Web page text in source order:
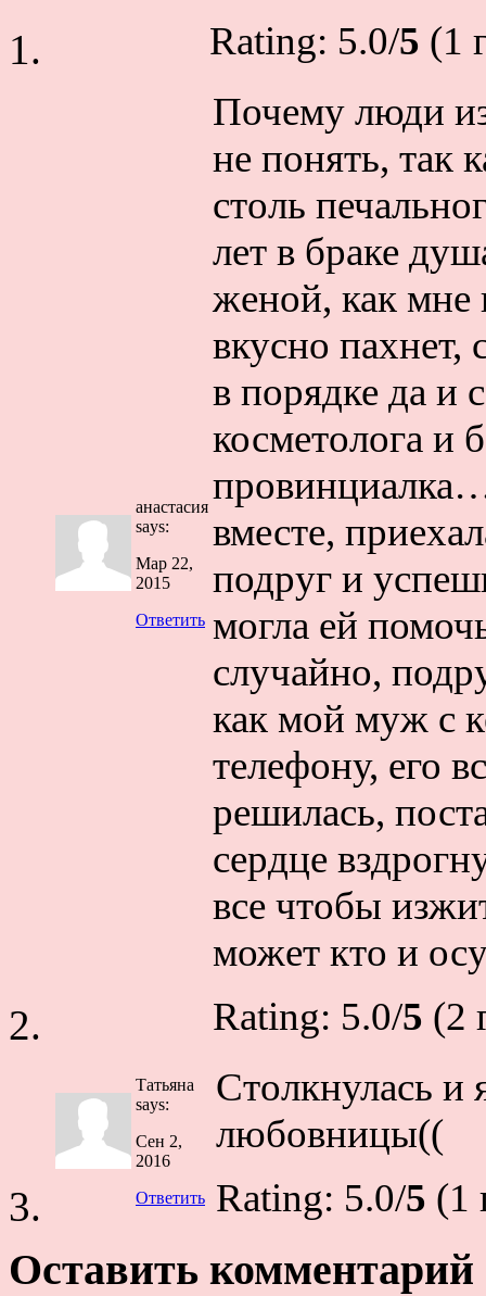
Rating: 5.0/5 (1
анастасия
says:
Мар 22,
2015
Ответить
Почему люди
не понять, так
столь
лет в браке
женой, как мне
вкусно
в порядке да и
косметолога и
вместе,
подруг и
могла ей
случайно,
как мой муж с
телефону, его
решилась,
сердце
все чтобы
может кто и
Rating: 5.0/5 (2
Татьяна
says:
Сен 2,
2016
Ответить
Столкнулась и
любовницы((
Rating: 5.0/5 (1
Оставить комментарий